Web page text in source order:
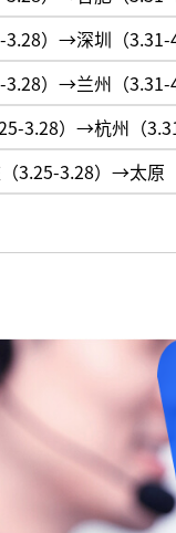
）→深圳（3.31-
）→兰州（3.31-
3.28）→杭州（
3.25-3.28）→太原（